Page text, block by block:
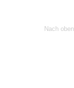
Nach oben